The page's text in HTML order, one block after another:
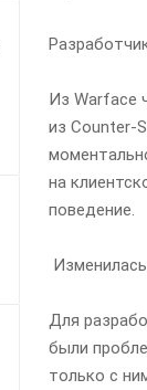
Из Warface
из Counter-
на
поведение.
Для
были
только с